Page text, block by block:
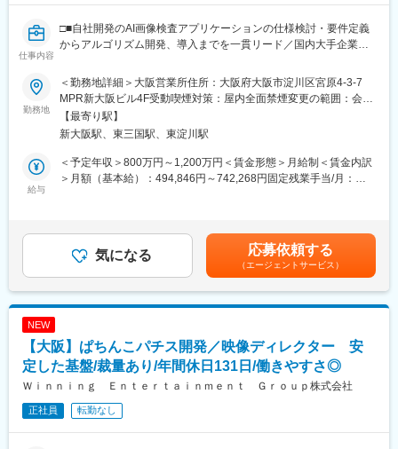
仕事内容
□■自社開発のAI画像検査アプリケーションの仕様検討・要件定義
からアルゴリズム開発、導入までを一貫リード／国内大手企業と
■仕事内容
画像処理エンジニアとして、自社開発のAI画像検査アプリケーシ
ョンですでに300社以上に導入実装されている「Phoenix」の仕様
検討・要件定義からアルゴリズム開発、導入までを一貫してリー
ドするポジションです。
ロダクト開発を推進していただきます。
また、今後のプロダクト拡張および開発組織強化に伴い、技術リ
【導入事例】
・大手自動車メーカー向け外観検査システム
【具体的な職務内容】
勤務地
＜勤務地詳細＞大阪営業所住所：大阪府大阪市淀川区宮原4-3-7
MPR新大阪ビル4F受動喫煙対策：屋内全面禁煙変更の範囲：会社
の定める事業所（リモートワーク含む）
【最寄り駅】
新大阪駅、東三国駅、東淀川駅
給与
＜予定年収＞800万円～1,200万円＜賃金形態＞月給制＜賃金内訳
＞月額（基本給）：494,846円～742,268円固定残業手当/月：
年収構成：月給×12ヶ月※人事評価年2回、評価に応じて給与改定
を行う※管理監督者での採用となった場合は、固定残業手当は支給
対象外／基本給：666,667円～1,000,000円となります。賃金はあ
くまでも目安の金額であり、選考を通じて上下する可能性があり
ます。月給(月額)は固定手当を含めた表記です。
気になる 応募依頼する
（エージェントサービス）
NEW
【大阪】ぱちんこパチス開発／映像ディレクター 安
定した基盤/裁量あり/年間休日131日/働きやすさ◎
Ｗｉｎｎｉｎｇ Ｅｎｔｅｒｔａｉｎｍｅｎｔ Ｇｒｏｕｐ株式会社
正社員 転勤なし